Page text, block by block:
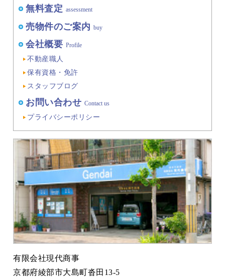
無料査定 assessment
売物件のご案内buy
会社概要 Profile
不動産職人
保有資格・免許
スタッフブログ
お問い合わせ Contact us
プライバシーポリシー
有限会社現代商事
京都府綾部市大島町沓田13-5